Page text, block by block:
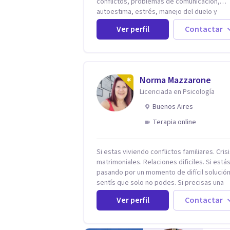
autoestima, estrés, manejo del duelo y
personas con ansiedad y depresión, así
problemas de conducta y comportamiento.
Desarrollo de personas maximizando su
vital para la vida de cada uno tener su propia
vision.
Ver perfil Contactar
Norma Mazzarone
Licenciada en Psicología
Buenos Aires
Terapia online
Si estas viviendo conflictos familiares.
matrimoniales. Relaciones dificiles. Si estás
pasando por un momento de difícil
sentís que solo no podes. Si precisas una
escucha. Si consideras que estás
precisás comprensión. Si no logras definir
proyectos, objetivos, sueños, deseos. Si
Ver perfil Contactar